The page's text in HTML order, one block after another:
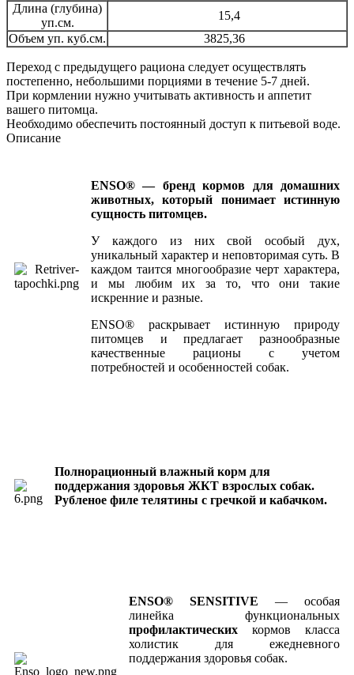
Длина (глубина)
уп.см.
15,4
Объем уп. куб.см.
3825,36
Переход с предыдущего рациона следует осуществлять
постепенно, небольшими порциями в течение 5-7 дней.
При кормлении нужно учитывать активность и аппетит
вашего питомца.
Необходимо обеспечить постоянный доступ к питьевой воде.
Описание
ENSO® — бренд кормов для домашних
животных, который понимает истинную
сущность питомцев.
У каждого из них свой особый дух,
уникальный характер и неповторимая суть. В
каждом таится многообразие черт характера,
и мы любим их за то, что они такие
искренние и разные.
ENSO® раскрывает истинную природу
питомцев и предлагает разнообразные
качественные рационы с учетом
потребностей и особенностей собак.
Полнорационный влажный корм для
поддержания здоровья ЖКТ взрослых собак.
Рубленое филе телятины с гречкой и кабачком.
ENSO® SENSITIVE — особая
линейка функциональных
профилактических кормов класса
холистик для ежедневного
поддержания здоровья собак.